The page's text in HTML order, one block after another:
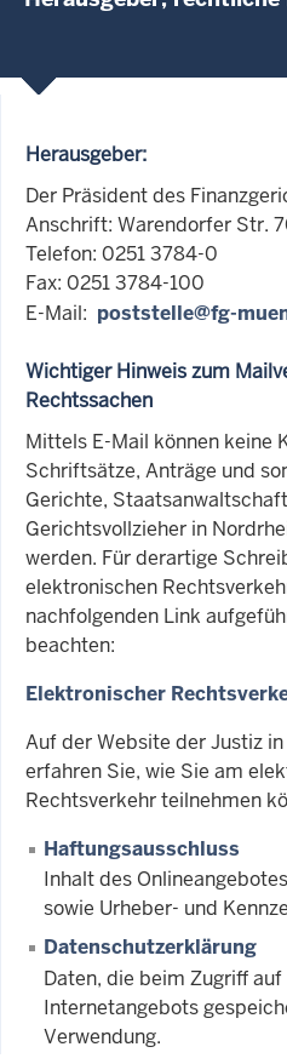
Herausgeber:
Der Präsident des
Anschrift: Warendorfer Str.
Telefon: 0251 3784-0
Fax: 0251 3784-100
E-Mail: poststelle@fg-
Wichtiger Hinweis zum
Rechtssachen
Mittels E-Mail können keine
Schriftsätze, Anträge und
Gerichte,
Gerichtsvollzieher in
werden. Für derartige
elektronischen
nachfolgenden Link
beachten:
Elektronischer
Auf der Website der Justiz
erfahren Sie, wie Sie am
Rechtsverkehr teilnehmen
Haftungsausschluss
Inhalt des
sowie Urheber- und
Datenschutzerklärung
Daten, die beim Zugriff
Internetangebots
Verwendung.